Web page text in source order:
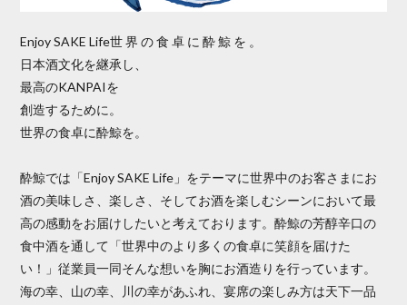
Enjoy SAKE Life世 界 の 食 卓 に 酔 鯨 を 。
日本酒文化を継承し、
最高のKANPAIを
創造するために。
世界の食卓に酔鯨を。
酔鯨では「Enjoy SAKE Life」をテーマに世界中のお客さまにお
酒の美味しさ、楽しさ、そしてお酒を楽しむシーンにおいて最
高の感動をお届けしたいと考えております。酔鯨の芳醇辛口の
食中酒を通して「世界中のより多くの食卓に笑顔を届けた
い！」従業員一同そんな想いを胸にお酒造りを行っています。
海の幸、山の幸、川の幸があふれ、宴席の楽しみ方は天下一品